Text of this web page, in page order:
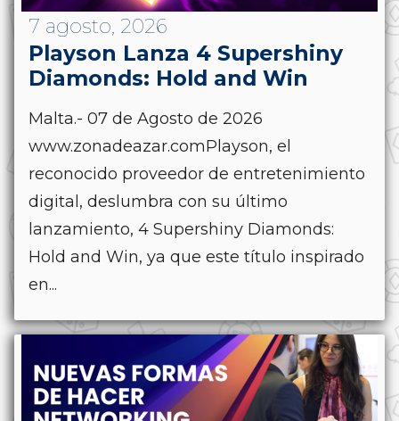
7 agosto, 2026
Playson Lanza 4 Supershiny
Diamonds: Hold and Win
Malta.- 07 de Agosto de 2026
www.zonadeazar.comPlayson, el
reconocido proveedor de entretenimiento
digital, deslumbra con su último
lanzamiento, 4 Supershiny Diamonds:
Hold and Win, ya que este título inspirado
en...